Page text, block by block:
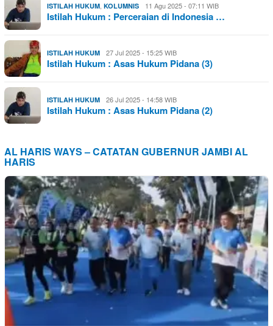
ISTILAH HUKUM, KOLUMNIS 11 Agu 2025 - 07:11 WIB
Istilah Hukum : Perceraian di Indonesia …
ISTILAH HUKUM 27 Jul 2025 - 15:25 WIB
Istilah Hukum : Asas Hukum Pidana (3)
ISTILAH HUKUM 26 Jul 2025 - 14:58 WIB
Istilah Hukum : Asas Hukum Pidana (2)
AL HARIS WAYS – CATATAN GUBERNUR JAMBI AL
HARIS